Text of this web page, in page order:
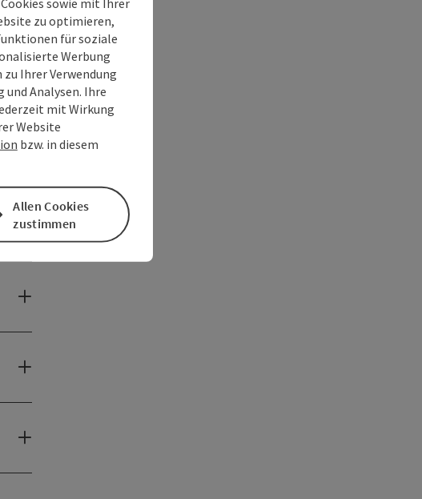
zu optimieren,
für soziale
Werbung
Ihrer Verwendung
Analysen. Ihre
mit Wirkung
Website
bzw. in diesem
Allen Cookies
zustimmen